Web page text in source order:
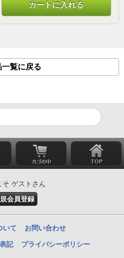
カートに入れる
一覧に戻る
そ ゲストさん
会員登録
いて お問い合わせ
記 プライバシーポリシー